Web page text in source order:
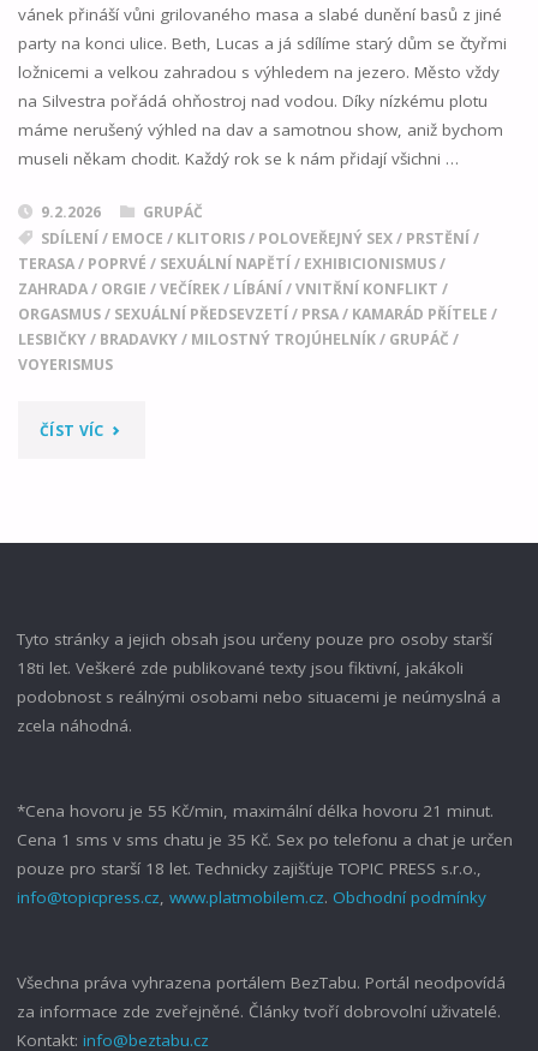
vánek přináší vůni grilovaného masa a slabé dunění basů z jiné
party na konci ulice. Beth, Lucas a já sdílíme starý dům se čtyřmi
ložnicemi a velkou zahradou s výhledem na jezero. Město vždy
na Silvestra pořádá ohňostroj nad vodou. Díky nízkému plotu
máme nerušený výhled na dav a samotnou show, aniž bychom
museli někam chodit. Každý rok se k nám přidají všichni …
9.2.2026
GRUPÁČ
SDÍLENÍ / EMOCE / KLITORIS/ POLOVEŘEJNÝ SEX/ PRSTĚNÍ /
TERASA/ POPRVÉ / SEXUÁLNÍ NAPĚTÍ / EXHIBICIONISMUS/
ZAHRADA/ ORGIE /VEČÍREK/ LÍBÁNÍ /VNITŘNÍ KONFLIKT /
ORGASMUS/ SEXUÁLNÍ PŘEDSEVZETÍ / PRSA/ KAMARÁD PŘÍTELE /
LESBIČKY/ BRADAVKY/ MILOSTNÝ TROJÚHELNÍK/ GRUPÁČ /
VOYERISMUS
ČÍST VÍC"PŘEDSEVZETÍ
Tyto stránky a jejich obsah jsou určeny pouze pro osoby starší
18ti let. Veškeré zde publikované texty jsou fiktivní, jakákoli
podobnost s reálnými osobami nebo situacemi je neúmyslná a
zcela náhodná.
*Cena hovoru je 55 Kč/min, maximální délka hovoru 21 minut.
Cena 1 sms v sms chatu je 35 Kč. Sex po telefonu a chat je určen
pouze pro starší 18 let. Technicky zajišťuje TOPIC PRESS s.r.o.,
info@topicpress.cz, www.platmobilem.cz. Obchodní podmínky
Všechna práva vyhrazena portálem BezTabu. Portál neodpovídá
za informace zde zveřejněné. Články tvoří dobrovolní uživatelé.
Kontakt: info@beztabu.cz